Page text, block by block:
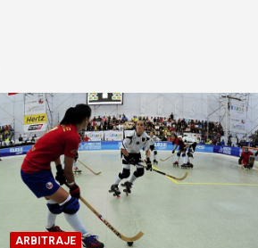
ARBITRAJE